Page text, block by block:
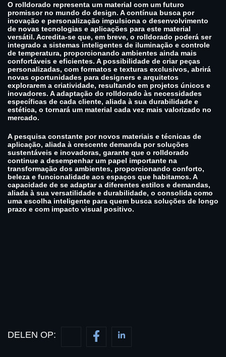
O rolldorado representa um material com um futuro
promissor no mundo do design. A contínua busca por
inovação e personalização impulsiona o desenvolvimento
de novas tecnologias e aplicações para este material
versátil. Acredita-se que, em breve, o rolldorado poderá ser
integrado a sistemas inteligentes de iluminação e controle
de temperatura, proporcionando ambientes ainda mais
confortáveis e eficientes. A possibilidade de criar peças
personalizadas, com formatos e texturas exclusivos, abrirá
novas oportunidades para designers e arquitetos
explorarem a criatividade, resultando em projetos únicos e
inovadores. A adaptação do rolldorado às necessidades
específicas de cada cliente, aliada à sua durabilidade e
estética, o tornará um material cada vez mais valorizado no
mercado.
A pesquisa constante por novos materiais e técnicas de
aplicação, aliada à crescente demanda por soluções
sustentáveis e inovadoras, garante que o rolldorado
continue a desempenhar um papel importante na
transformação dos ambientes, proporcionando conforto,
beleza e funcionalidade aos espaços que habitamos. A
capacidade de se adaptar a diferentes estilos e demandas,
aliada à sua versatilidade e durabilidade, o consolida como
uma escolha inteligente para quem busca soluções de longo
prazo e com impacto visual positivo.
DELEN OP: